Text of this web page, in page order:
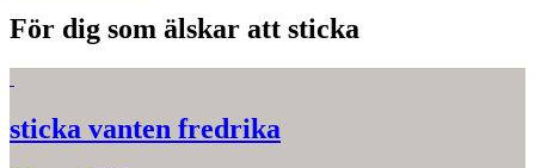
För dig som älskar att sticka
sticka vanten fredrika